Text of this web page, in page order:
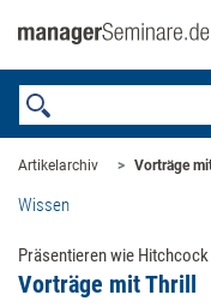
Artikelarchiv Vorträge
Wissen
Präsentieren wie Hitchcock
Vorträge mit Thrill